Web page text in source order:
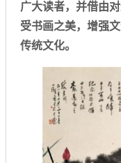
广大读者，并借由
受书画之美，增强
传统文化。